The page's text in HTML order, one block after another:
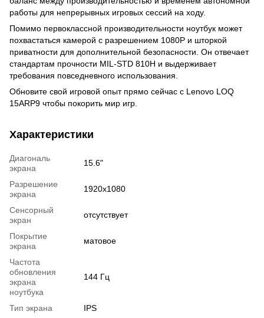
работы для непрерывных игровых сессий на ходу.
Помимо первоклассной производительности ноутбук может
похвастаться камерой с разрешением 1080P и шторкой
приватности для дополнительной безопасности. Он отвечает
стандартам прочности MIL-STD 810H и выдерживает
требования повседневного использования.
Обновите свой игровой опыт прямо сейчас с Lenovo LOQ
15ARP9 чтобы покорить мир игр.
Характеристики
Диагональ
экрана
15.6"
Разрешение
экрана
1920x1080
Сенсорный
экран
отсутствует
Покрытие
экрана
матовое
Частота
обновления
экрана
ноутбука
144 Гц
Тип экрана
IPS